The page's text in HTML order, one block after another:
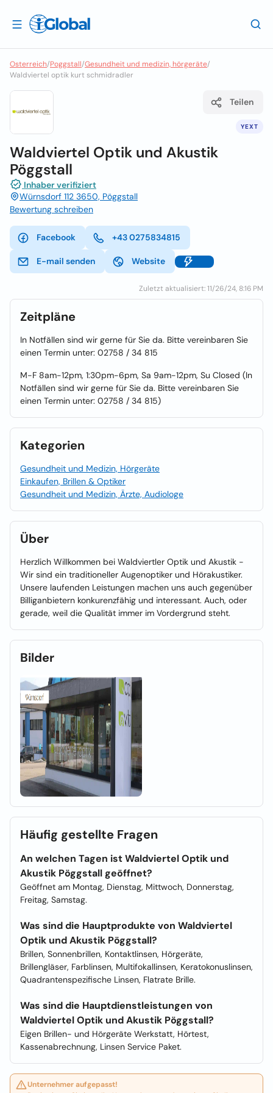
Osterreich/Poggstall/Gesundheit und medizin, hörgeräte/
Waldviertel optik kurt schmidradler
YEXT
Teilen
Waldviertel Optik und Akustik
Pöggstall
Inhaber verifiziert
Würnsdorf 112 3650, Pöggstall
Bewertung schreiben
Facebook +43 0275834815
E-mail senden Website
Zuletzt aktualisiert: 11/26/24, 8:16 PM
Zeitpläne
In Notfällen sind wir gerne für Sie da. Bitte vereinbaren Sie
einen Termin unter: 02758 / 34 815
M-F 8am-12pm, 1:30pm-6pm, Sa 9am-12pm, Su Closed (In
Notfällen sind wir gerne für Sie da. Bitte vereinbaren Sie
einen Termin unter: 02758 / 34 815)
Kategorien
Gesundheit und Medizin, Hörgeräte
Einkaufen, Brillen & Optiker
Gesundheit und Medizin, Ärzte, Audiologe
Über
Herzlich Willkommen bei Waldviertler Optik und Akustik -
Wir sind ein traditioneller Augenoptiker und Hörakustiker.
Unsere laufenden Leistungen machen uns auch gegenüber
Billiganbietern konkurenzfähig und interessant. Auch, oder
gerade, weil die Qualität immer im Vordergrund steht.
Bilder
Häufig gestellte Fragen
An welchen Tagen ist Waldviertel Optik und
Akustik Pöggstall geöffnet?
Geöffnet am Montag, Dienstag, Mittwoch, Donnerstag,
Freitag, Samstag.
Was sind die Hauptprodukte von Waldviertel
Optik und Akustik Pöggstall?
Brillen, Sonnenbrillen, Kontaktlinsen, Hörgeräte,
Brillengläser, Farblinsen, Multifokallinsen, Keratokonuslinsen,
Quadrantenspezifische Linsen, Flatrate Brille.
Was sind die Hauptdienstleistungen von
Waldviertel Optik und Akustik Pöggstall?
Eigen Brillen- und Hörgeräte Werkstatt, Hörtest,
Kassenabrechnung, Linsen Service Paket.
Unternehmer aufgepasst!